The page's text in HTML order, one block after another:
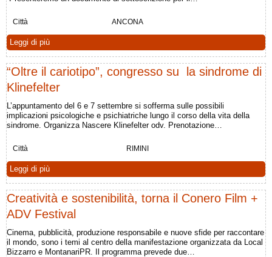
Città ANCONA
Leggi di più
“Oltre il cariotipo”, congresso su la sindrome di
Klinefelter
L’appuntamento del 6 e 7 settembre si sofferma sulle possibili
implicazioni psicologiche e psichiatriche lungo il corso della vita della
sindrome. Organizza Nascere Klinefelter odv. Prenotazione…
Città RIMINI
Leggi di più
Creatività e sostenibilità, torna il Conero Film +
ADV Festival
Cinema, pubblicità, produzione responsabile e nuove sfide per raccontare
il mondo, sono i temi al centro della manifestazione organizzata da Local
Bizzarro e MontanariPR. Il programma prevede due…